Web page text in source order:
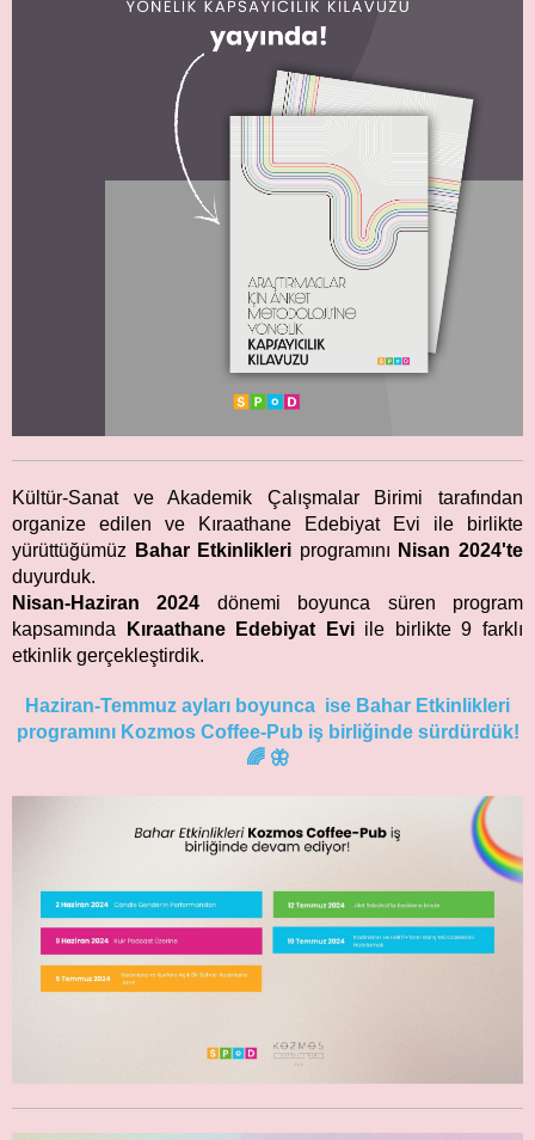
Kültür-Sanat ve Akademik Çalışmalar Birimi tarafından
organize edilen ve Kıraathane Edebiyat Evi ile birlikte
yürüttüğümüz
Bahar Etkinlikleri programını Nisan 2024'te
duyurduk.
Nisan-Haziran 2024 dönemi boyunca süren program
kapsamında
Kıraathane Edebiyat Eviile birlikte 9 farklı
etkinlik gerçekleştirdik.
Haziran-Temmuz ayları boyunca ise Bahar Etkinlikleri
programını Kozmos Coffee-Pub iş birliğinde sürdürdük!
🌈 🦋